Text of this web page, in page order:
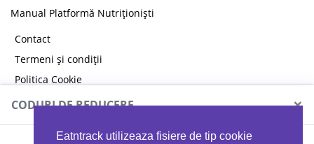
Eatntrack utilizeaza fisiere de tip cookie
Manual Platformă Nutriționiști
Contact
Termeni și condiții
Politica Cookie
Politica de confidențialitate
CODURI DE REDUCERE ×